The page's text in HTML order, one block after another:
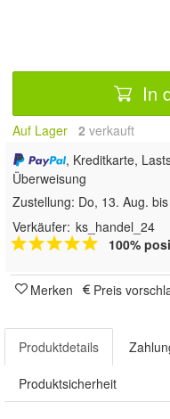
In
Auf Lager 2 verkauft
, Kreditkarte,
Überweisung
Zustellung: Do, 13. Aug.
Verkäufer: ks_handel_24
100%
Merken Preis
Produktdetails
Produktsicherheit